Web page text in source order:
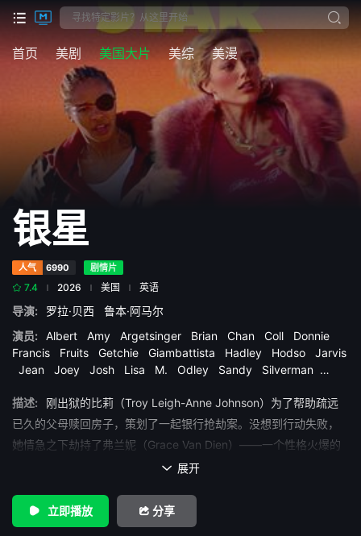
首页 美剧 美国大片 美综 美漫
银星
人气 6990 剧情片
7.4 2026 美国 英语
导演: 罗拉·贝西 鲁本·阿马尔
演员:
Albert Amy Argetsinger Brian Chan Coll
Donnie
Francis
Fruits Getchie Giambattista Hadley Hodso
Jarvis
Jean
Joey Josh Lisa M. Odley Sandy
Silverman
夫·费里尔 格瑞思·范·迪恩 特洛伊·丽-安妮·约翰逊 诺亚·费舍尔
描述:
刚出狱的比莉（Troy Leigh-Anne Johnson）为了帮助疏远
已久的父母赎回房子，策划了一起银行抢劫案。没想到行动失败，
她情急之下劫持了弗兰妮（Grace Van Dien）——一个性格火爆的
孕妇。可她很快发现，对方并不会乖乖就范。 在这场惊险的逃亡之
花，逐渐建立起一段别样的情谊。她们组成了继《末路狂花》之后
最令人着迷的公路搭档，带来一场充满惊喜与笑料的旅程。 首次执
 展开
立即播放 分享